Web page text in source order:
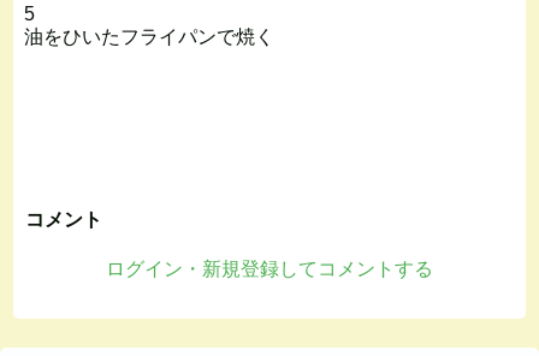
5
油をひいたフライパンで焼く
コメント
ログイン・新規登録してコメントする